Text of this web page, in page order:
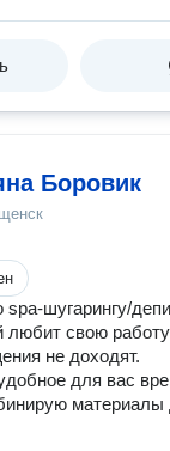
Боровик
spa-шугарингу/
свою работу
не доходят.
для вас
материалы